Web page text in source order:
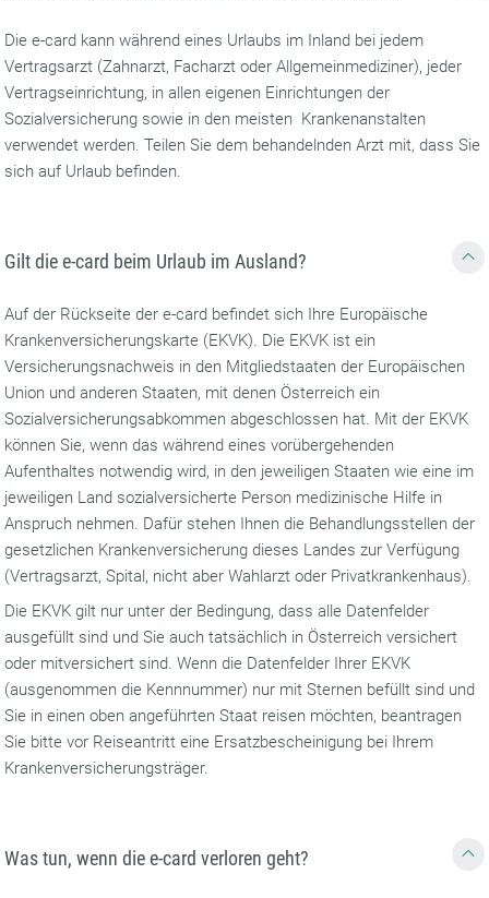
Die e-card kann während eines Urlaubs im Inland bei jedem
Vertragsarzt (Zahnarzt, Facharzt oder Allgemeinmediziner), jeder
Vertragseinrichtung, in allen eigenen Einrichtungen der
Sozialversicherung sowie in den meisten Krankenanstalten
verwendet werden. Teilen Sie dem behandelnden Arzt mit, dass Sie
sich auf Urlaub befinden.
Gilt die e-card beim Urlaub im Ausland?
Auf der Rückseite der e-card befindet sich Ihre Europäische
Krankenversicherungskarte (EKVK). Die EKVK ist ein
Versicherungsnachweis in den Mitgliedstaaten der Europäischen
Union und anderen Staaten, mit denen Österreich ein
Sozialversicherungsabkommen abgeschlossen hat. Mit der EKVK
können Sie, wenn das während eines vorübergehenden
Aufenthaltes notwendig wird, in den jeweiligen Staaten wie eine im
jeweiligen Land sozialversicherte Person medizinische Hilfe in
Anspruch nehmen. Dafür stehen Ihnen die Behandlungsstellen der
gesetzlichen Krankenversicherung dieses Landes zur Verfügung
(Vertragsarzt, Spital, nicht aber Wahlarzt oder Privatkrankenhaus).
Die EKVK gilt nur unter der Bedingung, dass alle Datenfelder
ausgefüllt sind und Sie auch tatsächlich in Österreich versichert
oder mitversichert sind. Wenn die Datenfelder Ihrer EKVK
(ausgenommen die Kennnummer) nur mit Sternen befüllt sind und
Sie in einen oben angeführten Staat reisen möchten, beantragen
Sie bitte vor Reiseantritt eine Ersatzbescheinigung bei Ihrem
Krankenversicherungsträger.
Was tun, wenn die e-card verloren geht?